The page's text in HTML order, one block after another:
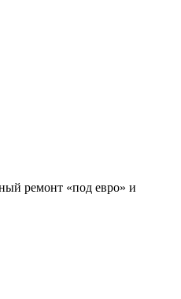
ремонт «под евро» и